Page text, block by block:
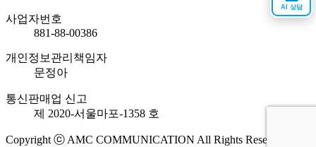
사업자번호
881-88-00386
개인정보관리책임자
문정아
통신판매업 신고
제 2020-서울마포-1358 호
Copyright ⓒ AMC COMMUNICATION All Rights Reserved
AI 상담